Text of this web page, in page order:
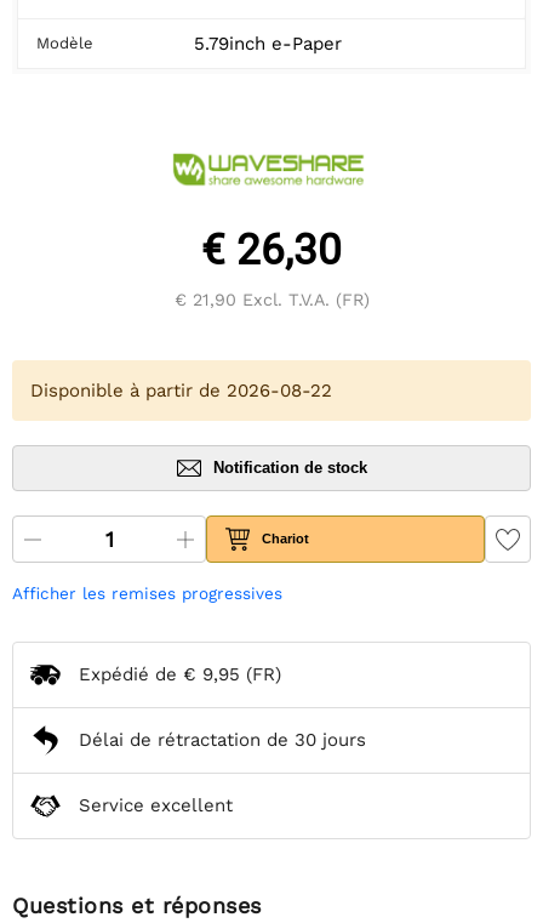
Modèle 5.79inch e-Paper
€ 26,30
€ 21,90 Excl. T.V.A. (FR)
Disponible à partir de 2026-08-22
Notification de stock
Chariot
Afficher les remises progressives
Expédié de € 9,95 (FR)
Délai de rétractation de 30 jours
Service excellent
Questions et réponses